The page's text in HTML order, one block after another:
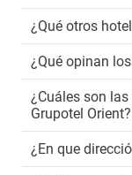
¿Qué otros
¿Qué opinan
¿Cuáles son
Grupotel Orient?
¿En que